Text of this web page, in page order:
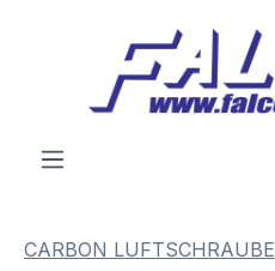
Zum Hauptinhalt springen
CARBON LUFTSCHRAUBE